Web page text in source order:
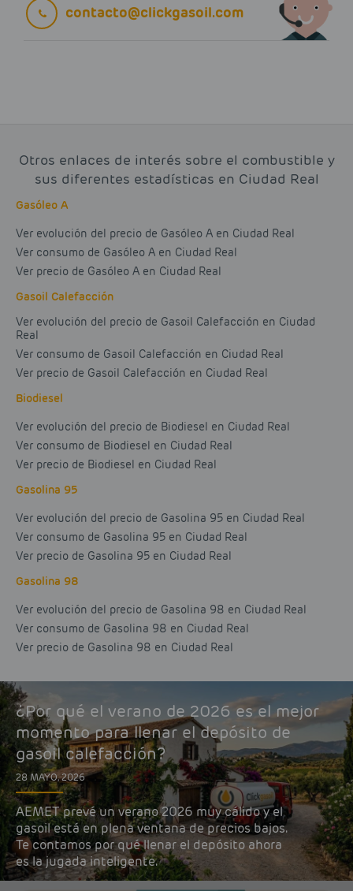
contacto@clickgasoil.com
Otros enlaces de interés sobre el combustible y
sus diferentes estadísticas en Ciudad Real
Gasóleo A
Ver evolución del precio de Gasóleo A en Ciudad Real
Ver consumo de Gasóleo A en Ciudad Real
Ver precio de Gasóleo A en Ciudad Real
Gasoil Calefacción
Ver evolución del precio de Gasoil Calefacción en Ciudad
Real
Ver consumo de Gasoil Calefacción en Ciudad Real
Ver precio de Gasoil Calefacción en Ciudad Real
Biodiesel
Ver evolución del precio de Biodiesel en Ciudad Real
Ver consumo de Biodiesel en Ciudad Real
Ver precio de Biodiesel en Ciudad Real
Gasolina 95
Ver evolución del precio de Gasolina 95 en Ciudad Real
Ver consumo de Gasolina 95 en Ciudad Real
Ver precio de Gasolina 95 en Ciudad Real
Gasolina 98
Ver evolución del precio de Gasolina 98 en Ciudad Real
Ver consumo de Gasolina 98 en Ciudad Real
Ver precio de Gasolina 98 en Ciudad Real
¿Por qué el verano de 2026 es el mejor
momento para llenar el depósito de
gasoil calefacción?
28 MAYO, 2026
AEMET prevé un verano 2026 muy cálido y el
gasoil está en plena ventana de precios bajos.
Te contamos por qué llenar el depósito ahora
es la jugada inteligente.